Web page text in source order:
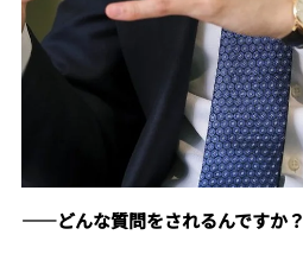
――どんな質問をされるんですか？